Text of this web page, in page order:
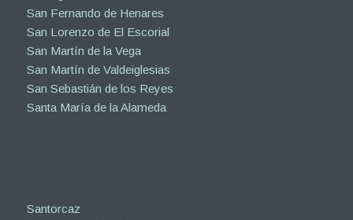
San Fernando de Henares
San Lorenzo de El Escorial
San Martín de la Vega
San Martín de Valdeiglesias
San Sebastián de los Reyes
Santa María de la Alameda
Santorcaz